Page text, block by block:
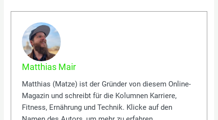
Matthias Mair
Matthias (Matze) ist der Gründer von diesem Online-
Magazin und schreibt für die Kolumnen Karriere,
Fitness, Ernährung und Technik. Klicke auf den